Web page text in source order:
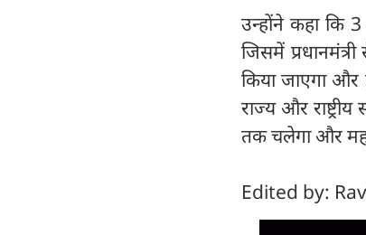
उन्होंने कहा कि
जिसमें
किया जाएगा
राज्य और
तक चलेगा और महा
Edited by: